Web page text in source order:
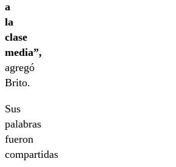
a
la
clase
media”,
agregó
Brito.
Sus
palabras
fueron
compartidas